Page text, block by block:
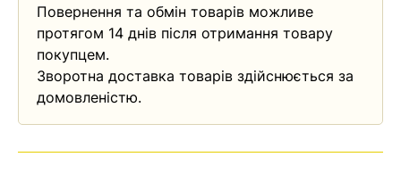
Повернення та обмін товарів можливе
протягом 14 днів після отримання товару
покупцем.
Зворотна доставка товарів здійснюється за
домовленістю.